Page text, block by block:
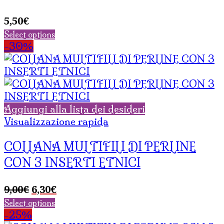
5,50€
Select options
-30%
Aggiungi alla lista dei desideri
Visualizzazione rapida
COLLANA MULTIFILI DI PERLINE
CON 3 INSERTI ETNICI
9,00€ Il
prezzo
originale
6,30€Il
Select options
-25%